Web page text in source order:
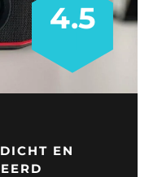
EN
4.5